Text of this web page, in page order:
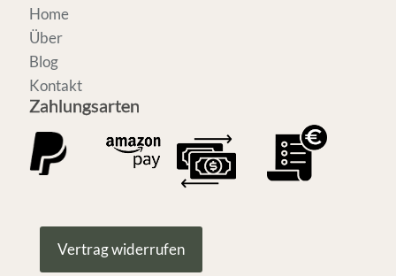
Home
Über
Blog
Kontakt
Zahlungsarten
Vertrag widerrufen